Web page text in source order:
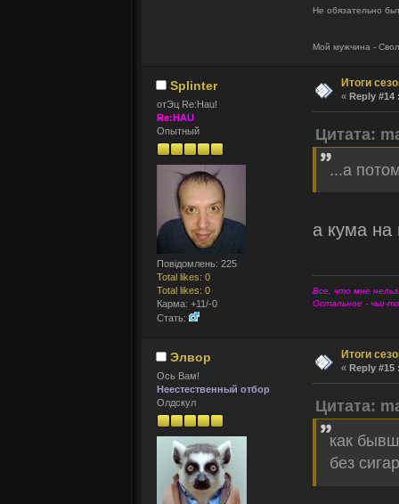
Не обязательно
Мой мужчина -
Splinter
отЭц Re:Hau!
Re:HAU
Опытный
Повідомлень: 225
Total likes: 0
Total likes: 0
Карма: +11/-0
Стать:
Итоги
« Reply #14
Цитата:
...а
а кума
Все, что мне
Остальное - чьи-
Элвор
Ось Вам!
Неестественный отбор
Олдскул
Итоги
« Reply #15
Цитата:
как
без